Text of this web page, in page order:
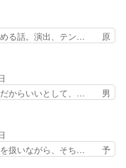
てたな、領… カボくんの
って笑っ… 今週も滅茶苦
ンス… カプ厨の僕、伊折
カボくん「オレは格好
ダンスバトルの面白さと
める話。演出、テン… 原
るの恐ろしいの… 噂には
ンのCG、相… 初手ダン
？」だった… (2話からは
、京… バスケやってた
か… これ以上読んだらま
… スキャットマンのMV
だからいいとして、… 男
たです╰⁠(⁠… 特にヒロイ
ンはひど… 対角線上に…
私には… ダンス部の男女
… めっっっちゃ面白かっ
を扱いながら、そち… 予